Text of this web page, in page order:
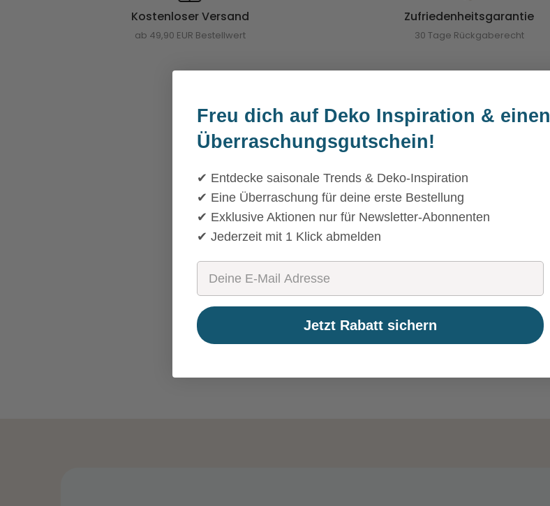
Kostenloser Versand
ab 49,90 EUR Bestellwert
Zufriedenheitsgarantie
30 Tage Rückgaberecht
Freu dich auf Deko Inspiration & einen
Überraschungsgutschein!
✔ Entdecke saisonale Trends & Deko-Inspiration
✔ Eine Überraschung für deine erste Bestellung
✔ Exklusive Aktionen nur für Newsletter-Abonnenten
✔ Jederzeit mit 1 Klick abmelden
Email
Jetzt Rabatt sichern